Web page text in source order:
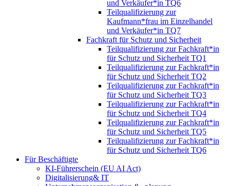
und Verkäufer*in TQ6
Teilqualifizierung zur
Kaufmann*frau im Einzelhandel
und Verkäufer*in TQ7
Fachkraft für Schutz und Sicherheit
Teilqualifizierung zur Fachkraft*in
für Schutz und Sicherheit TQ1
Teilqualifizierung zur Fachkraft*in
für Schutz und Sicherheit TQ2
Teilqualifizierung zur Fachkraft*in
für Schutz und Sicherheit TQ3
Teilqualifizierung zur Fachkraft*in
für Schutz und Sicherheit TQ4
Teilqualifizierung zur Fachkraft*in
für Schutz und Sicherheit TQ5
Teilqualifizierung zur Fachkraft*in
für Schutz und Sicherheit TQ6
Für Beschäftigte
KI-Führerschein (EU AI Act)
Digitalisierung& IT